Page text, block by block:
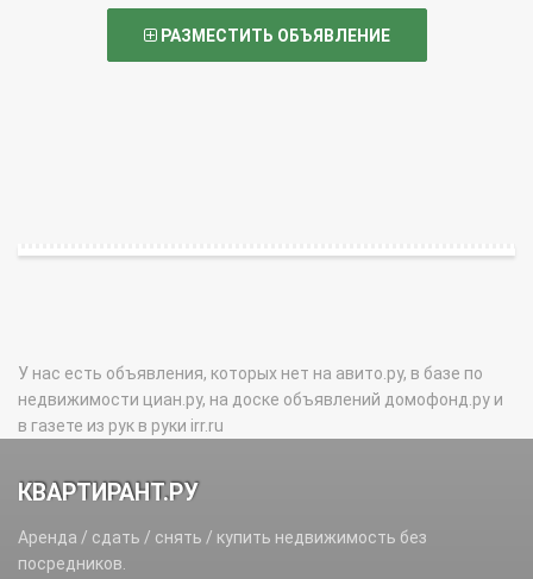
РАЗМЕСТИТЬ ОБЪЯВЛЕНИЕ
У нас есть объявления, которых нет на авито.ру, в базе по
недвижимости циан.ру, на доске объявлений домофонд.ру и
в газете из рук в руки irr.ru
КВАРТИРАНТ.РУ
Аренда / сдать / снять / купить недвижимость без
посредников.